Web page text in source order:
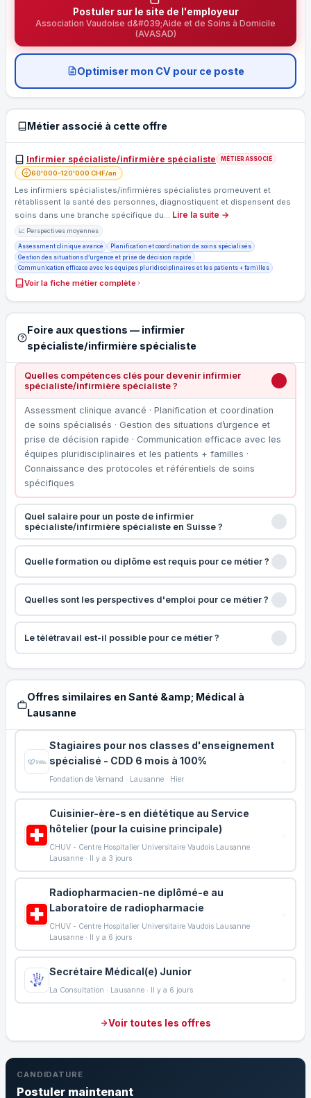
Postuler sur le site de l'employeur
Association Vaudoise d&#039;Aide et de Soins à Domicile
(AVASAD)
Optimiser mon CV pour ce poste
Métier associé à cette offre
Infirmier spécialiste/infirmière spécialiste MÉTIER ASSOCIÉ
60'000–120'000 CHF/an
Les infirmiers spécialistes/infirmières spécialistes promeuvent et
rétablissent la santé des personnes, diagnostiquent et dispensent des
soins dans une branche spécifique du… Lire la suite →
📈 Perspectives moyennes
Assessment clinique avancé
Planification et coordination de soins spécialisés
Gestion des situations d’urgence et prise de décision rapide
Communication efficace avec les équipes pluridisciplinaires et les patients + familles
Voir la fiche métier complète
Foire aux questions — infirmier
spécialiste/infirmière spécialiste
Quelles compétences clés pour devenir infirmier
spécialiste/infirmière spécialiste ?
Assessment clinique avancé · Planification et coordination
de soins spécialisés · Gestion des situations d’urgence et
prise de décision rapide · Communication efficace avec les
équipes pluridisciplinaires et les patients + familles ·
Connaissance des protocoles et référentiels de soins
spécifiques
Quel salaire pour un poste de infirmier
spécialiste/infirmière spécialiste en Suisse ?
Quelle formation ou diplôme est requis pour ce métier ?
Quelles sont les perspectives d'emploi pour ce métier ?
Le télétravail est-il possible pour ce métier ?
Offres similaires en Santé &amp; Médical à
Lausanne
Stagiaires pour nos classes d'enseignement
spécialisé - CDD 6 mois à 100%
Fondation de Vernand · Lausanne · Hier
Cuisinier-ère-s en diététique au Service
hôtelier (pour la cuisine principale)
CHUV - Centre Hospitalier Universitaire Vaudois Lausanne ·
Lausanne · Il y a 3 jours
Radiopharmacien-ne diplômé-e au
Laboratoire de radiopharmacie
CHUV - Centre Hospitalier Universitaire Vaudois Lausanne ·
Lausanne · Il y a 6 jours
Secrétaire Médical(e) Junior
La Consultation · Lausanne · Il y a 6 jours
Voir toutes les offres
CANDIDATURE
Postuler maintenant